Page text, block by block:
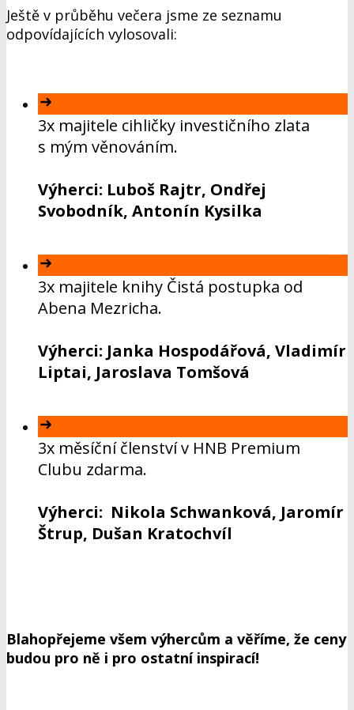
Ještě v průběhu večera jsme ze seznamu
odpovídajících vylosovali:
3x majitele cihličky investičního zlata
s mým věnováním.
Výherci: Luboš Rajtr, Ondřej
Svobodník, Antonín Kysilka
3x majitele knihy Čistá postupka od
Abena Mezricha.
Výherci: Janka Hospodářová, Vladimír
Liptai, Jaroslava Tomšová
3x měsíční členství v HNB Premium
Clubu zdarma.
Výherci: Nikola Schwanková, Jaromír
Štrup, Dušan Kratochvíl
Blahopřejeme všem výhercům a věříme, že ceny
budou pro ně i pro ostatní inspirací!